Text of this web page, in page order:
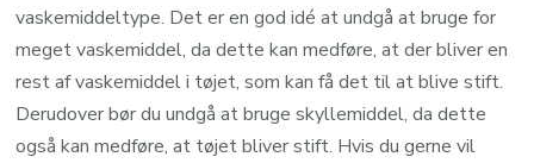
vaskemiddeltype. Det er en god idé at undgå at bruge for
meget vaskemiddel, da dette kan medføre, at der bliver en
rest af vaskemiddel i tøjet, som kan få det til at blive stift.
Derudover bør du undgå at bruge skyllemiddel, da dette
også kan medføre, at tøjet bliver stift. Hvis du gerne vil